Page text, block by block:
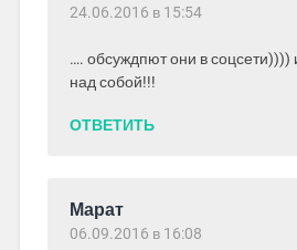
24.06.2016 в 15:54
…. обсуждпют они в соцсети))))
над собой!!!
ОТВЕТИТЬ
Марат
06.09.2016 в 16:08